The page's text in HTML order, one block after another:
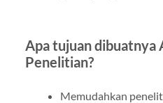
Apa tujuan dibuatnya
Penelitian?
Memudahkan